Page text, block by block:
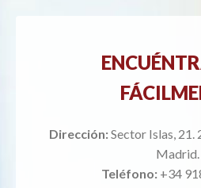
Dirección:Sector Islas, 21.
Madrid.
Teléfono: +34